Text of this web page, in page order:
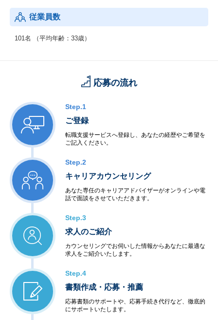
従業員数
101名 （平均年齢：33歳）
応募の流れ
Step.1
ご登録
転職支援サービスへ登録し、あなたの経歴やご希望を
ご記入ください。
Step.2
キャリアカウンセリング
あなた専任のキャリアアドバイザーがオンラインや電
話で面談をさせていただきます。
Step.3
求人のご紹介
カウンセリングでお伺いした情報からあなたに最適な
求人をご紹介いたします。
Step.4
書類作成・応募・推薦
応募書類のサポートや、応募手続き代行など、徹底的
にサポートいたします。